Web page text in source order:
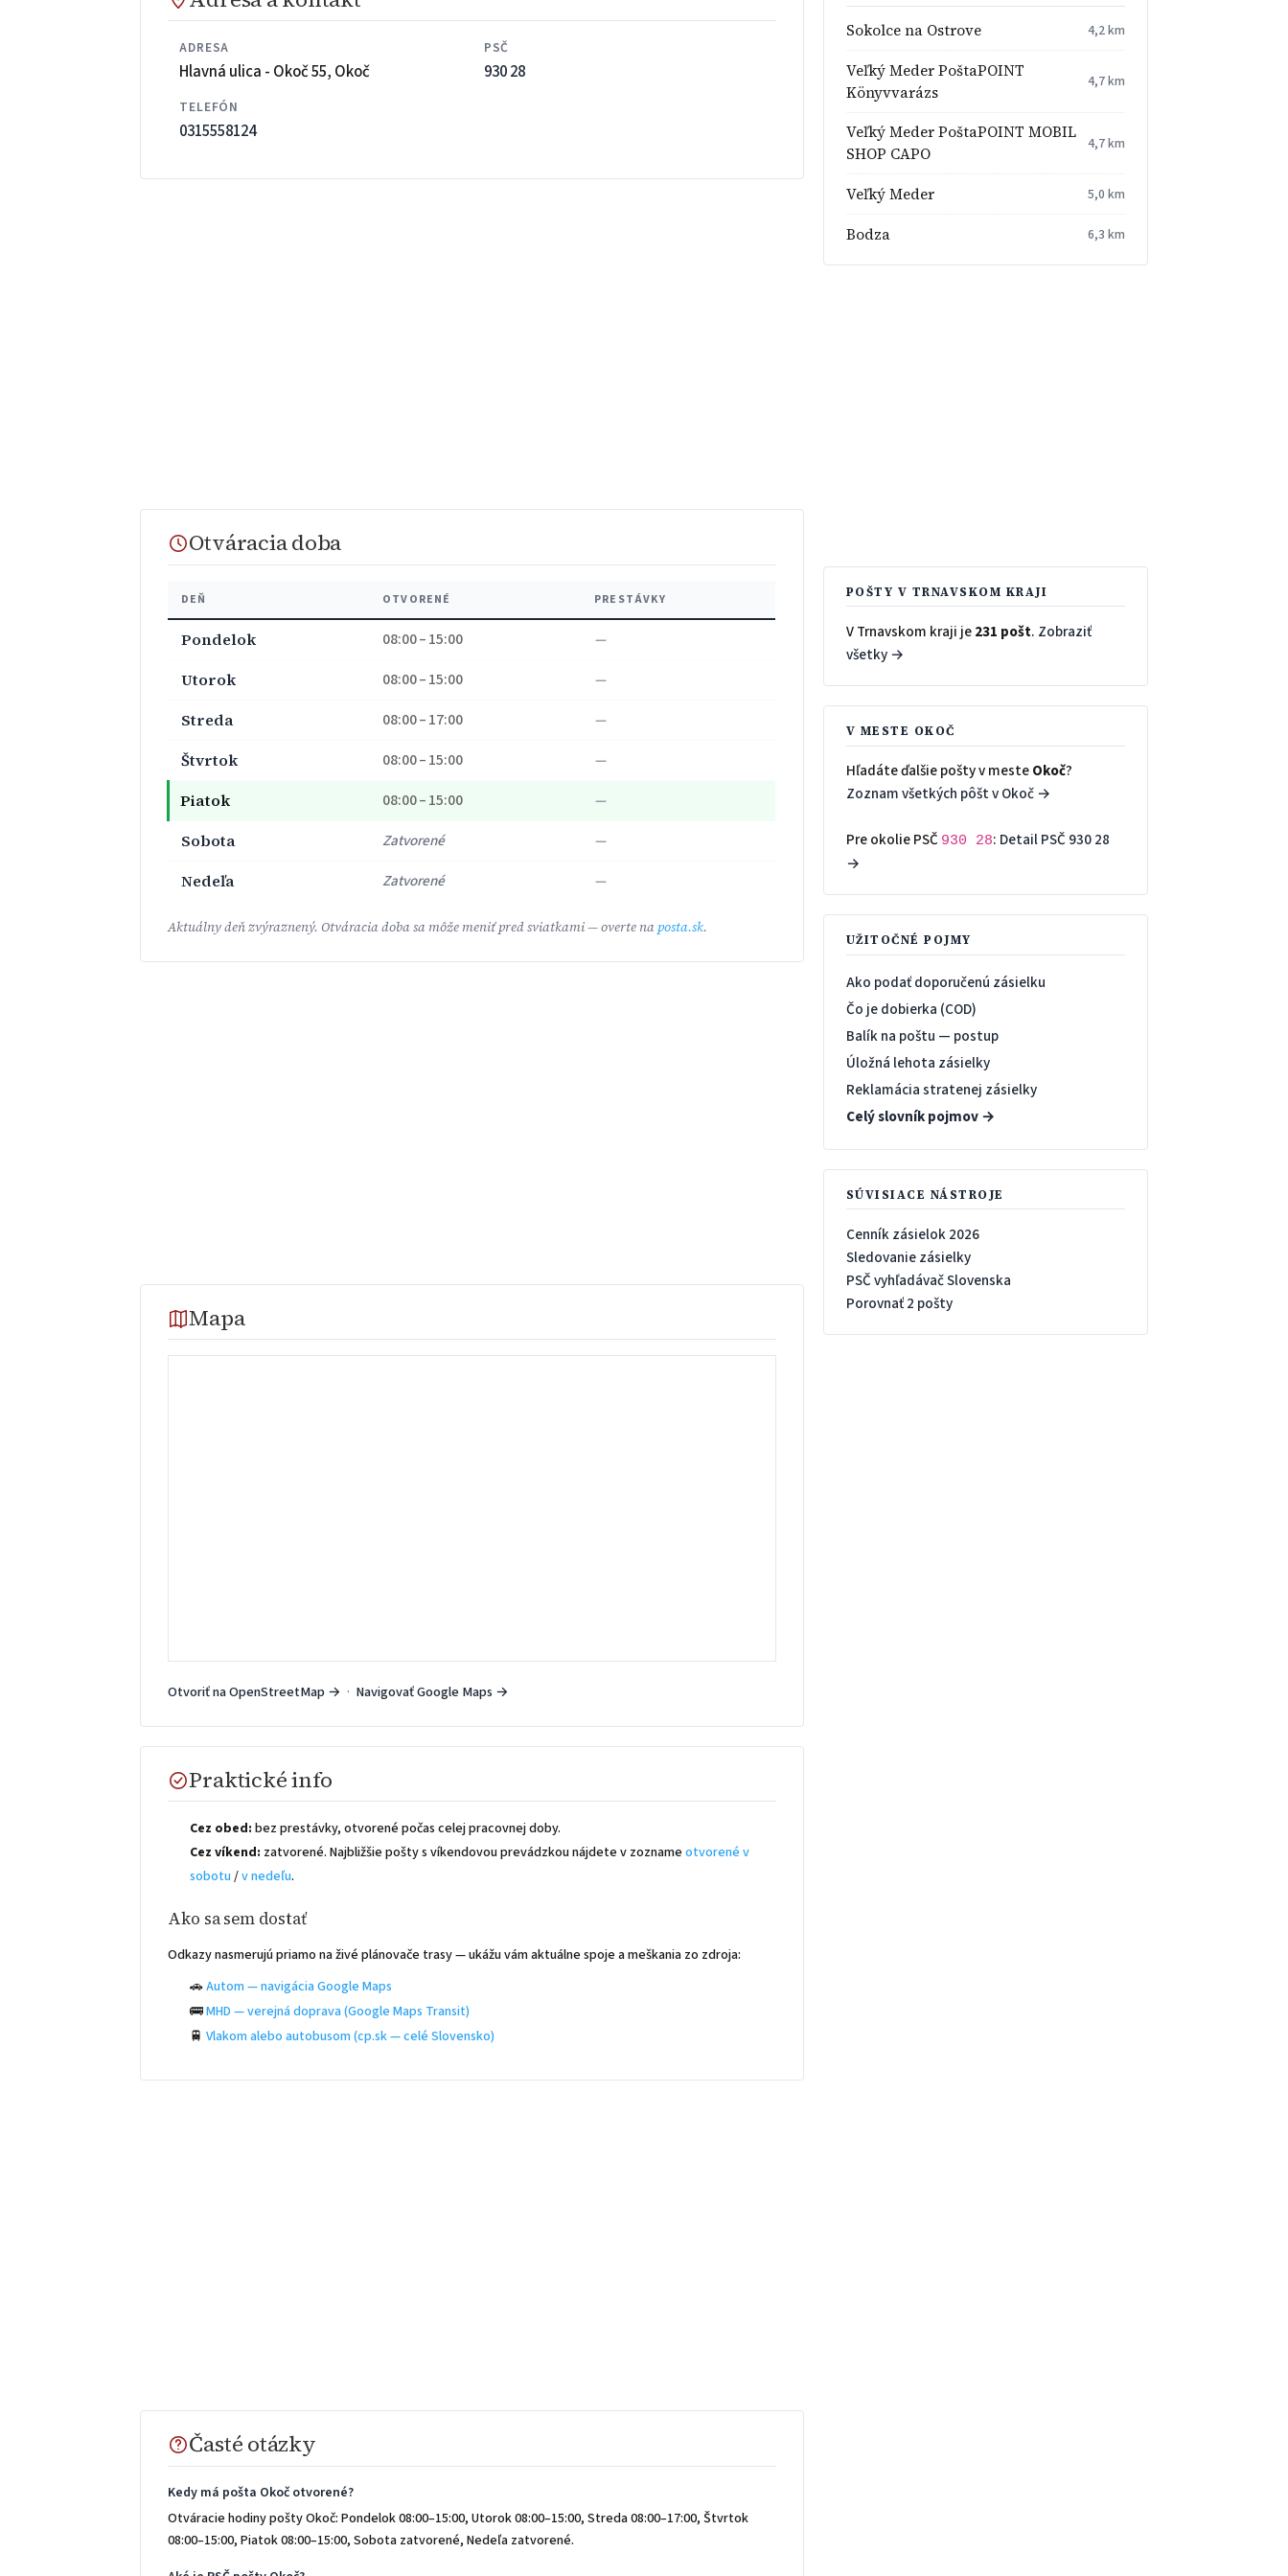
ADRESA
Hlavná ulica - Okoč 55, Okoč
PSČ
930 28
TELEFÓN
0315558124
Otváracia doba
DEŇ OTVORENÉ PRESTÁVKY
Pondelok 08:00 – 15:00
—
Utorok
08:00 – 15:00
—
Streda
08:00 – 17:00
—
Štvrtok
08:00 – 15:00
—
Piatok
08:00 – 15:00
—
Sobota
Zatvorené
—
Nedeľa
Zatvorené —
Aktuálny deň zvýraznený. Otváracia doba sa môže meniť pred sviatkami — overte na posta.sk.
Mapa
Otvoriť na OpenStreetMap → · Navigovať Google Maps →
Praktické info
Cez obed: bez prestávky, otvorené počas celej pracovnej doby.
Cez víkend: zatvorené. Najbližšie pošty s víkendovou prevádzkou nájdete v zozname otvorené v
sobotu /v nedeľu.
Ako sa sem dostať
Odkazy nasmerujú priamo na živé plánovače trasy — ukážu vám aktuálne spoje a meškania zo zdroja:
🚗Autom — navigácia Google Maps
🚌MHD — verejná doprava (Google Maps Transit)
🚆 Vlakom alebo autobusom (cp.sk — celé Slovensko)
Časté otázky
Kedy má pošta Okoč otvorené?
Otváracie hodiny pošty Okoč: Pondelok 08:00–15:00, Utorok 08:00–15:00, Streda 08:00–17:00, Štvrtok
08:00–15:00, Piatok 08:00–15:00, Sobota zatvorené, Nedeľa zatvorené.
Sokolce na Ostrove 4,2 km
Veľký Meder PoštaPOINT
Könyvvarázs
4,7 km
Veľký Meder PoštaPOINT MOBIL
SHOP CAPO
4,7 km
Veľký Meder 5,0 km
Bodza 6,3 km
POŠTY V TRNAVSKOM KRAJI
V Trnavskom kraji je231 pošt. Zobraziť
všetky →
V MESTE OKOČ
Hľadáte ďalšie pošty v mesteOkoč?
Zoznam všetkých pôšt v Okoč →
Pre okolie PSČ 930 28: Detail PSČ 930 28
→
UŽITOČNÉ POJMY
Ako podať doporučenú zásielku
Čo je dobierka (COD)
Balík na poštu — postup
Úložná lehota zásielky
Reklamácia stratenej zásielky
Celý slovník pojmov →
SÚVISIACE NÁSTROJE
Cenník zásielok 2026
Sledovanie zásielky
PSČ vyhľadávač Slovenska
Porovnať 2 pošty